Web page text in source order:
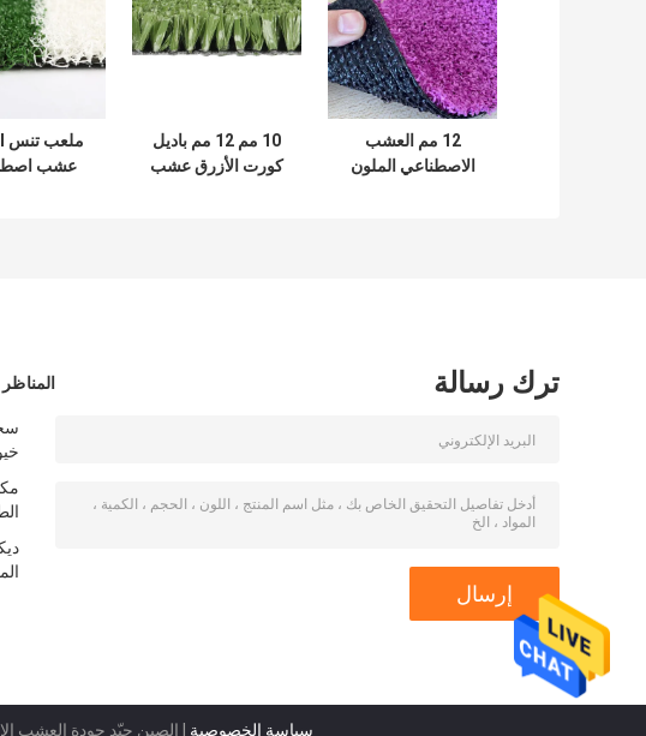
12 مم العشب
الاصطناعي الملون
10 مم 12 مم باديل
كورت الأزرق عشب
عشب
ترك رسالة
سياسة الخصوصية | الصين جيّد جودة العشب